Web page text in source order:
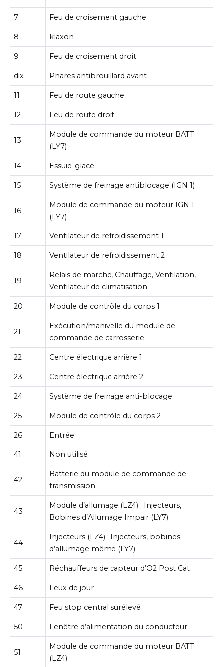
7 Feu de croisement gauche
8 klaxon
9 Feu de croisement droit
dix Phares antibrouillard avant
11 Feu de route gauche
12 Feu de route droit
13
Module de commande du moteur BATT
(LY7)
14 Essuie-glace
15 Système de freinage antiblocage (IGN 1)
16
Module de commande du moteur IGN 1
(LY7)
17 Ventilateur de refroidissement 1
18 Ventilateur de refroidissement 2
19
Relais de marche, Chauffage, Ventilation,
Ventilateur de climatisation
20 Module de contrôle du corps 1
21
Exécution/manivelle du module de
commande de carrosserie
22 Centre électrique arrière 1
23 Centre électrique arrière 2
24 Système de freinage anti-blocage
25 Module de contrôle du corps 2
26 Entrée
41 Non utilisé
42
Batterie du module de commande de
transmission
43
Module d’allumage (LZ4) ; Injecteurs,
Bobines d’Allumage Impair (LY7)
44
Injecteurs (LZ4) ; Injecteurs, bobines
d’allumage même (LY7)
45 Réchauffeurs de capteur d’O2 Post Cat
46 Feux de jour
47 Feu stop central surélevé
50 Fenêtre d’alimentation du conducteur
51
Module de commande du moteur BATT
(LZ4)